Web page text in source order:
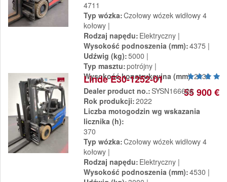
4711
Typ wózka Czołowy wózek widłowy 4
kołowy
Rodzaj napędu Elektryczny
Wysokość podnoszenia (mm) 4375
Udźwig (kg) 5000
Typ masztu potrójny
Wysokość konstrukcyjna (mm) 2430
55 900 €
Linde E30-1252-01
Dealer product no. SYSN166626
Rok produkcji 2022
Liczba motogodzin wg wskazania
licznika (h)
370
Typ wózka Czołowy wózek widłowy 4
kołowy
Rodzaj napędu Elektryczny
Wysokość podnoszenia (mm) 4530